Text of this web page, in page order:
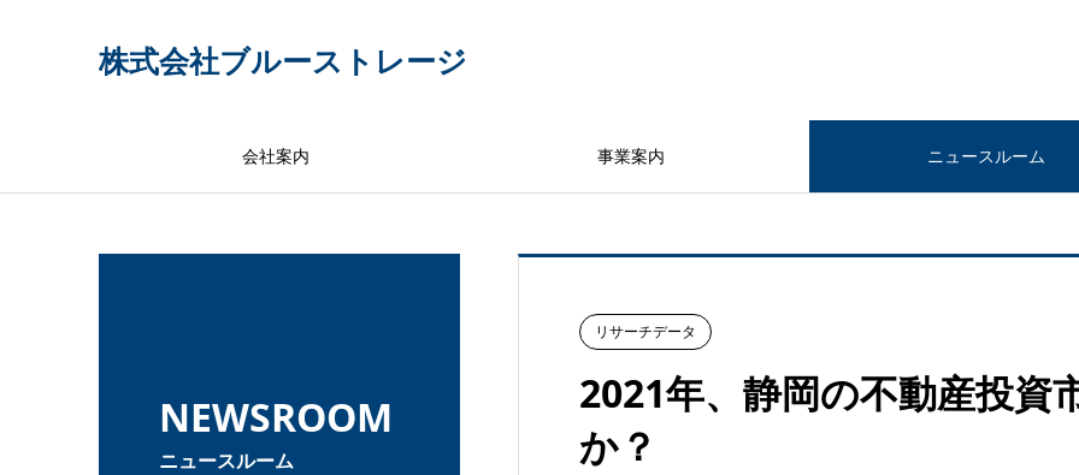
株式会社ブルーストレージ
会社案内 事業案内 ニュースルーム
NEWSROOM
ニュースルーム
リサーチデータ
2021年、静岡の不動産投資
か？